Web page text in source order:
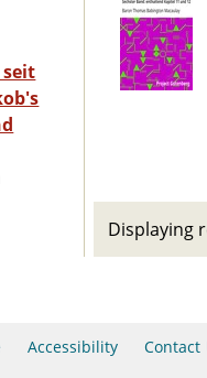
seit
Displaying
Accessibility Contact